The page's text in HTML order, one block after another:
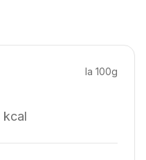
la 100g
kcal